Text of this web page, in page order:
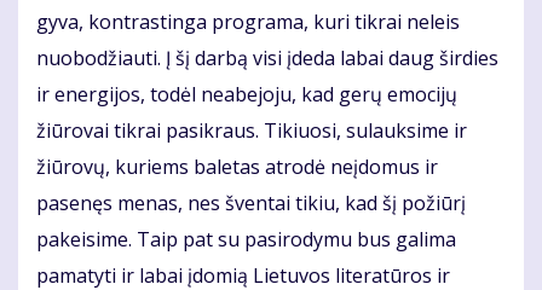
gyva, kontrastinga programa, kuri tikrai neleis
nuobodžiauti. Į šį darbą visi įdeda labai daug širdies
ir energijos, todėl neabejoju, kad gerų emocijų
žiūrovai tikrai pasikraus. Tikiuosi, sulauksime ir
žiūrovų, kuriems baletas atrodė neįdomus ir
pasenęs menas, nes šventai tikiu, kad šį požiūrį
pakeisime. Taip pat su pasirodymu bus galima
pamatyti ir labai įdomią Lietuvos literatūros ir